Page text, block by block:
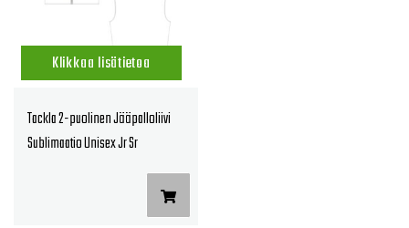
Klikkaa lisätietoa
Tackla 2-puolinen Jääpalloliivi
Sublimaatio Unisex Jr Sr